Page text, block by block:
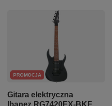
PROMOCJA
Gitara elektryczna
Ibanez RG7420EX-BKF